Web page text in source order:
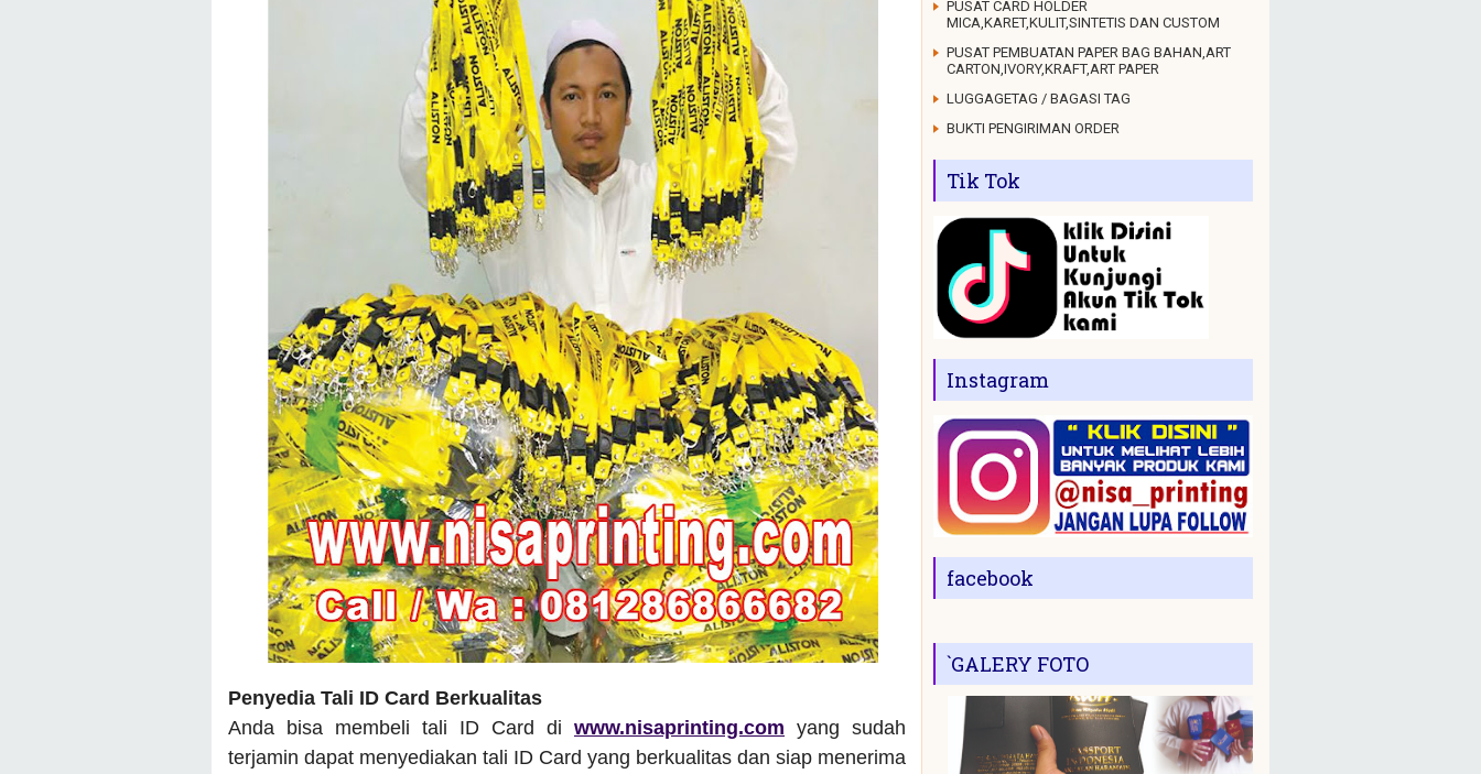
Penyedia Tali ID Card Berkualitas
Anda bisa membeli tali ID Card di www.nisaprinting.com yang sudah
terjamin dapat menyediakan tali ID Card yang berkualitas dan siap menerima
PUSAT CARD HOLDER
MICA,KARET,KULIT,SINTETIS DAN CUSTOM
PUSAT PEMBUATAN PAPER BAG BAHAN,ART
CARTON,IVORY,KRAFT,ART PAPER
LUGGAGETAG / BAGASI TAG
BUKTI PENGIRIMAN ORDER
Tik Tok
Instagram
facebook
`GALERY FOTO